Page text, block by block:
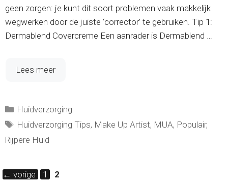
geen zorgen: je kunt dit soort problemen vaak makkelijk
wegwerken door de juiste ‘corrector’ te gebruiken. Tip 1:
Dermablend Covercreme Een aanrader is Dermablend …
Lees meer
Categorieën
Huidverzorging
Tags
Huidverzorging Tips, Make Up Artist, MUA, Populair,
Rijpere Huid
← vorige Pagina
1 Pagina
2